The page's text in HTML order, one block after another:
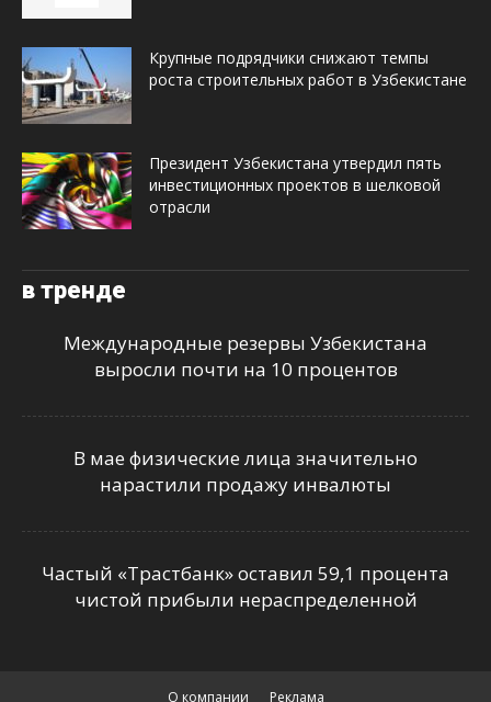
Крупные подрядчики снижают темпы
роста строительных работ в Узбекистане
Президент Узбекистана утвердил пять
инвестиционных проектов в шелковой
отрасли
в тренде
Международные резервы Узбекистана
выросли почти на 10 процентов
В мае физические лица значительно
нарастили продажу инвалюты
Частый «Трастбанк» оставил 59,1 процента
чистой прибыли нераспределенной
О компании Реклама